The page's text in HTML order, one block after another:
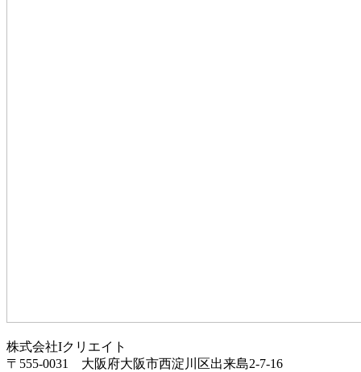
株式会社Iクリエイト
〒555-0031 大阪府大阪市西淀川区出来島2-7-16